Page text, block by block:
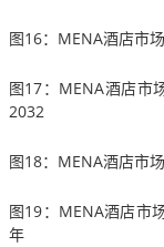
图16：MENA酒店市
图17：MENA酒店市
2032
图18：MENA酒店市
图19：MENA酒店市
年